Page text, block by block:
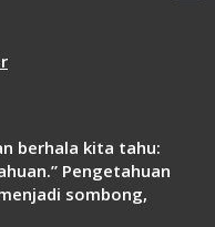
berhala kita tahu:
Pengetahuan
sombong,